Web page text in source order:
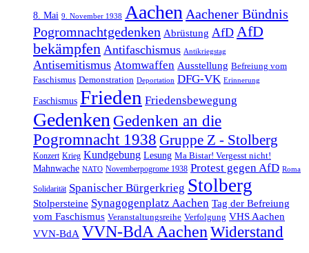
8. Mai 9. November 1938 Aachen Aachener Bündnis
Pogromnachtgedenken Abrüstung AfD AfD
bekämpfen Antifaschismus Antikriegstag
Antisemitismus Atomwaffen Ausstellung Befreiung vom
Faschismus Demonstration Deportation DFG-VK Erinnerung
Faschismus Frieden Friedensbewegung
Gedenken Gedenken an die
Pogromnacht 1938 Gruppe Z - Stolberg
Konzert Krieg Kundgebung Lesung Ma Bistar! Vergesst nicht!
Mahnwache NATO Novemberpogrome 1938 Protest gegen AfD Roma
Solidarität Spanischer Bürgerkrieg Stolberg
Stolpersteine Synagogenplatz Aachen Tag der Befreiung
vom Faschismus Veranstaltungsreihe Verfolgung VHS Aachen
VVN-BdA VVN-BdA AachenWiderstand